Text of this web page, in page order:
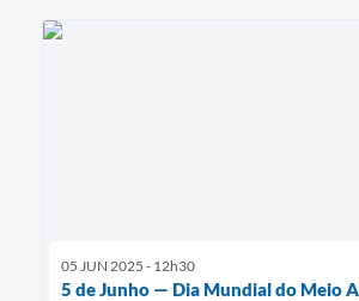
05 JUN 2025 - 12h30
5 de Junho — Dia Mundial do Meio